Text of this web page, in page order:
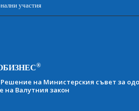
участия
®
на Министерския съвет за
на Валутния закон